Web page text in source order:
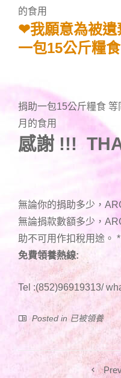
的食用
❤我願意為被遺
一包15公斤糧
捐助一包15公斤糧食
月的食用
感謝 !!!
無論你的捐助多少，
無論捐款數額多少，
助不可用作扣稅用途。 *
免費領養熱線:
Tel :(852)96919313/
Posted in 已被領養